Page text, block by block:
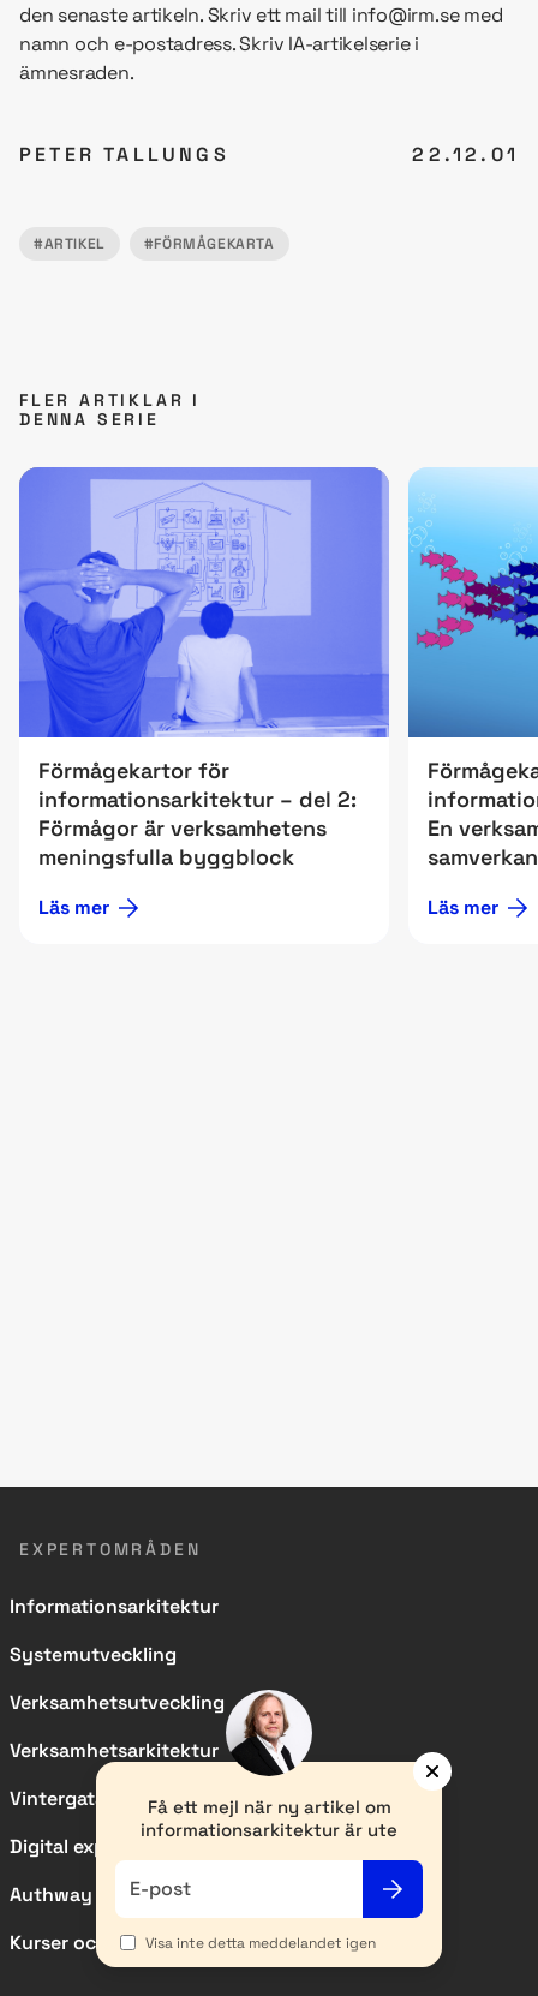
den senaste artikeln. Skriv ett mail till info@irm.se med
namn och e-postadress. Skriv IA-artikelserie i
ämnesraden.
PETER TALLUNGS 22.12.01
#ARTIKEL #FÖRMÅGEKARTA
Få ett mejl när ny artikel om
informationsarkitektur är ute
E-post
Visa inte detta meddelandet igen
FLER ARTIKLAR I
DENNA SERIE
Förmågekartor för
informationsarkitektur – del 2:
Förmågor är verksamhetens
meningsfulla byggblock
Läs mer
En
Läs mer
EXPERTOMRÅDEN
Informationsarkitektur
Systemutveckling
Verksamhetsutveckling
Verksamhetsarkitektur
Vintergatan
Digital experience
Authway
Kurser och event